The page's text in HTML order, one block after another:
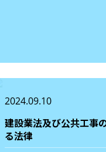
2024.09.10
建設業法及び公共工事
る法律